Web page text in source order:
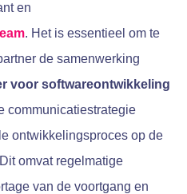
en
. Het is essentieel om te
de samenwerking
voor softwareontwikkeling
communicatiestrategie
ontwikkelingsproces op de
omvat regelmatige
van de voortgang en